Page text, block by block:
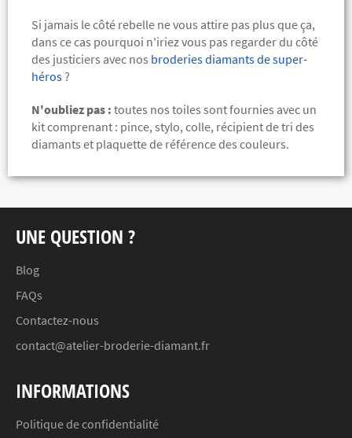
Si jamais le côté rebelle ne vous attire pas plus que ça,
dans ce cas pourquoi n'iriez vous pas regarder du côté
des justiciers avec nos broderies diamants de super-
héros ?
N'oubliez pas : toutes nos toiles sont fournies avec un
kit comprenant : pince, stylo, colle, récipient de tri des
diamants et plaquette de référence des couleurs.
UNE QUESTION ?
Blog
FAQs
Contactez-nous
contact@atelier-broderie-diamant.fr
INFORMATIONS
Politique de confidentialité